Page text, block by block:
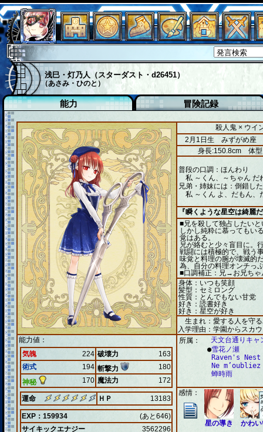
浅巳・灯乃人（スターダスト・d26451）
（あさみ・ひのと）
能力 冒険記録
殺人鬼 × ウイ
2月1日生 みずがめ座
身長:150.8cm 体型
普段の口調：ほんわり
私 ～くん、～ちゃん だ
兄弟・姉妹には：倒錯し
私 ～くん よ、だもん、
『瞬くような星空は綺麗
■兄を殺して独占したい
しかし純粋に慕ってもい
覚は
兄が絡むと少々盲目に。
戦闘には積極的で、
味覚と料理の腕が壊滅的
為、自分の料理オ
■口調補正：兄→お兄ちゃ
身体：いつも笑顔
髪型：セミロング
性質：とんでもない甘党
好き：読書好き
好き：星空が好き
生まれ：愛する人を守
入学理由：学園からスカ
能力値：
気魄
224 破壊力
163
術式
194 斬撃力
180
神秘
170 魔法力 172
運命 ＨＰ 13183
EXP：159934
(あと646)
サイキックエナジー
3562296
所属：
天文台通りキ
●雪花ノ瀬
Raven's Nest
Ne
蝉時雨
感情：
星の導き かわ